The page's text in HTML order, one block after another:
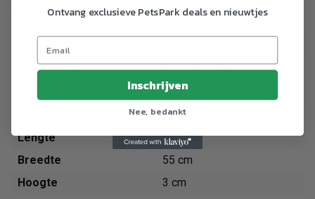
Specificaties
Artikelnummer
EAN nummer
4022573869415
Aquarium
Juwel
Lengte
60 cm
Breedte
55 cm
Hoogte
3 cm
Ontvang exclusieve PetsPark deals en nieuwtjes
Inschrijven
Nee, bedankt